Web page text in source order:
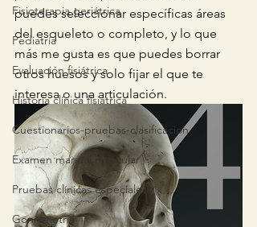
Fisioterapia geriátrica
Pediatría
Evaluación fisiátrica
Historia clínica fisiátrica
Cuestionarios-pruebas-clasificacion
Examen manual muscular
Pruebas clínicas especiales
Goniometría
puedes seleccionar específicas áreas
del esqueleto o completo, y lo que
más me gusta es que puedes borrar
otros huesos y solo fijar el que te
interesa o una articulación.